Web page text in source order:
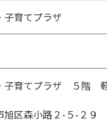
子育てプラザ
子育てプラザ ５階
旭区森小路２-５-２９